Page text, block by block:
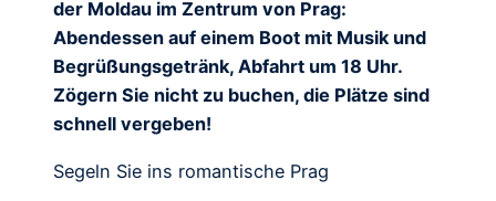
der Moldau im Zentrum von Prag:
Abendessen auf einem Boot mit Musik und
Begrüßungsgetränk, Abfahrt um 18 Uhr.
Zögern Sie nicht zu buchen, die Plätze sind
schnell vergeben!
Segeln Sie ins romantische Prag